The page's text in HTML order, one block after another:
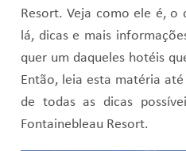
Resort. Veja como ele é,
lá, dicas e mais
quer um daqueles hotéis
Então, leia esta matéria
de todas as dicas
Fontainebleau Resort.